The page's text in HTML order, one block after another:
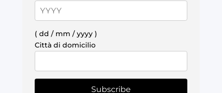
( dd / mm / yyyy )
Città di domicilio